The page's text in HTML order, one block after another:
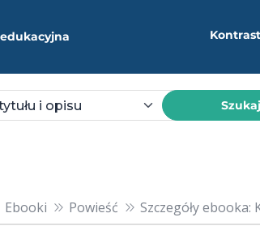
Szukaj
Ebooki Powieść Szczegóły ebooka: